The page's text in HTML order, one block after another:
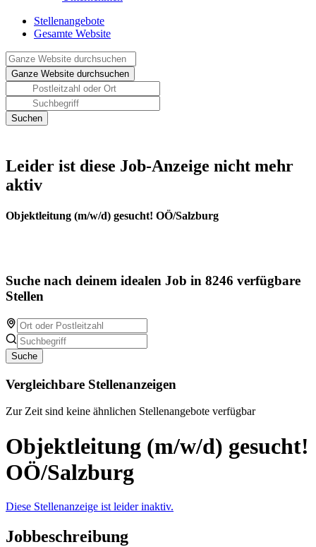
Stellenangebote
Gesamte Website
Leider ist diese Job-Anzeige nicht mehr
aktiv
Objektleitung (m/w/d) gesucht! OÖ/Salzburg
Suche nach deinem idealen Job in 8246 verfügbare
Stellen
Suche
Vergleichbare Stellenanzeigen
Zur Zeit sind keine ähnlichen Stellenangebote verfügbar
Objektleitung (m/w/d) gesucht!
OÖ/Salzburg
Diese Stellenanzeige ist leider inaktiv.
Jobbeschreibung